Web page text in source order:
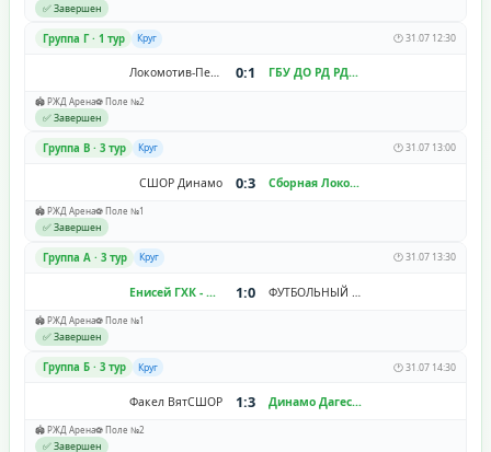
✅ Завершен
Группа Г · 1 тур Круг 🕐 31.07 12:30
Локомотив-Перово 2014 0:1 ГБУ ДО РД РДЮСШ
🏟️ РЖД Арена⚽ Поле №2
✅ Завершен
Группа В · 3 тур Круг 🕐 31.07 13:00
СШОР Динамо 0:3 Сборная Локобол 2026
🏟️ РЖД Арена⚽ Поле №1
✅ Завершен
Группа A · 3 тур Круг 🕐 31.07 13:30
Енисей ГХК - Смена 1:0
🏟️ РЖД Арена⚽ Поле №1
✅ Завершен
Группа Б · 3 тур Круг 🕐 31.07 14:30
Факел ВятСШОР 1:3 Динамо Дагестан
🏟️ РЖД Арена⚽ Поле №2
✅ Завершен